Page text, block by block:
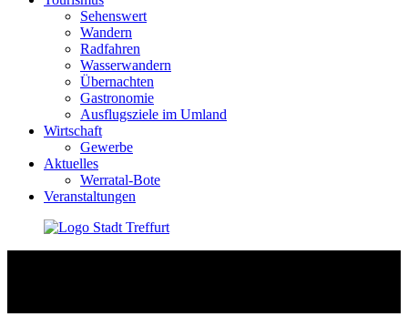
Sehenswert
Wandern
Radfahren
Wasserwandern
Übernachten
Gastronomie
Ausflugsziele im Umland
Wirtschaft
Gewerbe
Aktuelles
Werratal-Bote
Veranstaltungen